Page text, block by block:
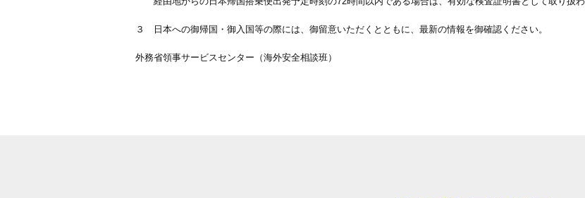
３ 日本への御帰国・御入国等の際には、御留意いただくとともに、最新の情報を御確認ください。
外務省領事サービスセンター（海外安全相談班）